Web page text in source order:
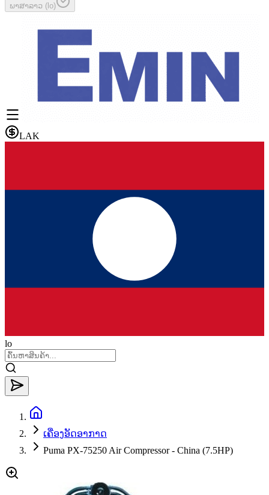
ພາສາລາວ (lo)
LAK
lo
ເຄື່ອງອັດອາກາດ
Puma PX-75250 Air Compressor - China (7.5HP)